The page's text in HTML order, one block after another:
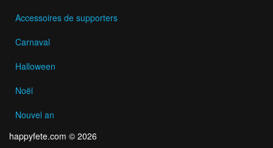
Accessoires de supporters
Carnaval
Halloween
Noël
Nouvel an
happyfete.com © 2026